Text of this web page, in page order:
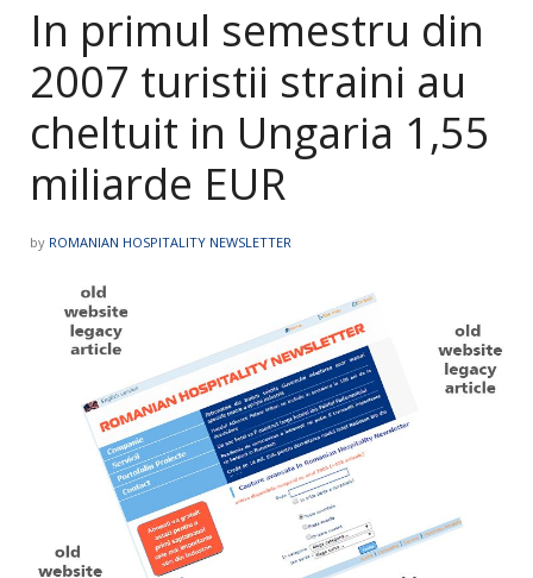
In primul semestru din
2007 turistii straini au
cheltuit in Ungaria 1,55
miliarde EUR
by ROMANIAN HOSPITALITY NEWSLETTER